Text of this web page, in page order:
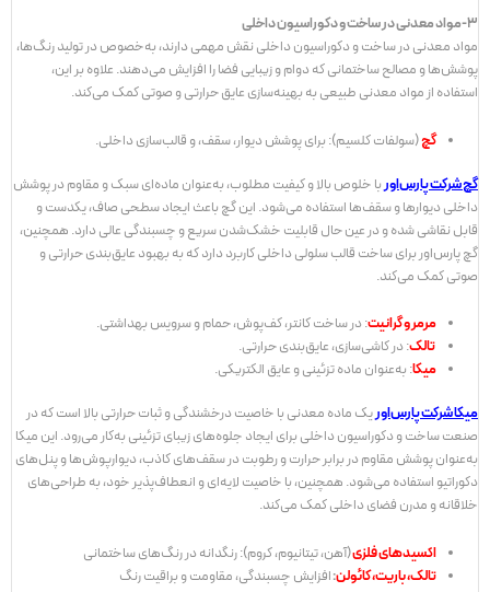
3-مواد معدنی در ساخت و دکوراسیون داخلی
مواد معدنی در ساخت و دکوراسیون داخلی نقش مهمی دارند، به‌خصوص در تولید رنگ‌ها،
پوشش‌ها و مصالح ساختمانی که دوام و زیبایی فضا را افزایش می‌دهند. علاوه بر این،
استفاده از مواد معدنی طبیعی به بهینه‌سازی عایق حرارتی و صوتی کمک می‌کند.
گچ(سولفات کلسیم): برای پوشش دیوار، سقف، و قالب‌سازی داخلی.
گچ شرکت پارس‌اوربا خلوص بالا و کیفیت مطلوب، به‌عنوان ماده‌ای سبک و مقاوم در پوشش
داخلی دیوارها و سقف‌ها استفاده می‌شود. این گچ باعث ایجاد سطحی صاف، یکدست و
قابل نقاشی شده و در عین حال قابلیت خشک‌شدن سریع و چسبندگی عالی دارد. همچنین،
گچ پارس‌اور برای ساخت قالب سلولی داخلی کاربرد دارد که به بهبود عایق‌بندی حرارتی و
صوتی کمک می‌کند.
مرمر و گرانیت: در ساخت کانتر، کف‌پوش، حمام و سرویس بهداشتی.
تالک: در کاشی‌سازی، عایق‌بندی حرارتی.
میکا: به‌عنوان ماده تزئینی و عایق الکتریکی.
میکا شرکت پارس‌اوریک ماده معدنی با خاصیت درخشندگی و ثبات حرارتی بالا است که در
صنعت ساخت و دکوراسیون داخلی برای ایجاد جلوه‌های زیبای تزئینی به‌کار می‌رود. این میکا
به‌عنوان پوشش مقاوم در برابر حرارت و رطوبت در سقف‌های کاذب، دیوارپوش‌ها و پنل‌های
دکوراتیو استفاده می‌شود. همچنین، با خاصیت لایه‌ای و انعطاف‌پذیر خود، به طراحی‌های
خلاقانه و مدرن فضای داخلی کمک می‌کند.
اکسیدهای فلزی(آهن، تیتانیوم، کروم): رنگدانه در رنگ‌های ساختمانی
تالک، باریت، کائولن:افزایش چسبندگی، مقاومت و براقیت رنگ